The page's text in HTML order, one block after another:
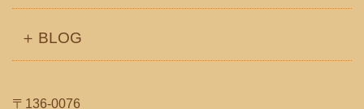
BLOG
〒136-0076